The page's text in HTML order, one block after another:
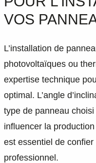
VOS
L’installation de
photovoltaïques ou
expertise technique
optimal. L’angle
type de panneau
influencer la production
est essentiel de
professionnel.